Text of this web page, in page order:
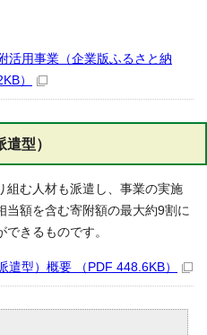
活用事業（企業版ふるさと納
）
型）
組む人材も派遣し、事業の実施
当額を含む寄附額の最大約9割に
きるものです。
遣型）概要 （PDF 448.6KB）